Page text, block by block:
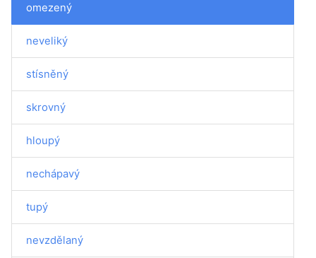
omezený
neveliký
stísněný
skrovný
hloupý
nechápavý
tupý
nevzdělaný